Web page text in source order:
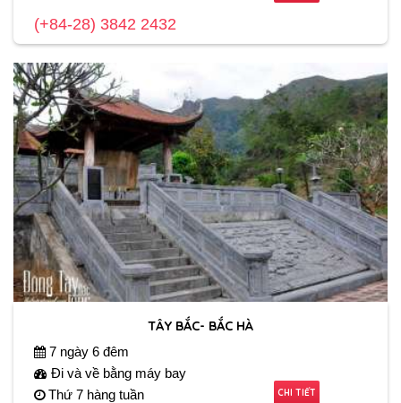
(+84-28) 3842 2432
TÂY BẮC- BẮC HÀ
7 ngày 6 đêm
Đi và về bằng máy bay
Thứ 7 hàng tuần
CHI TIẾT